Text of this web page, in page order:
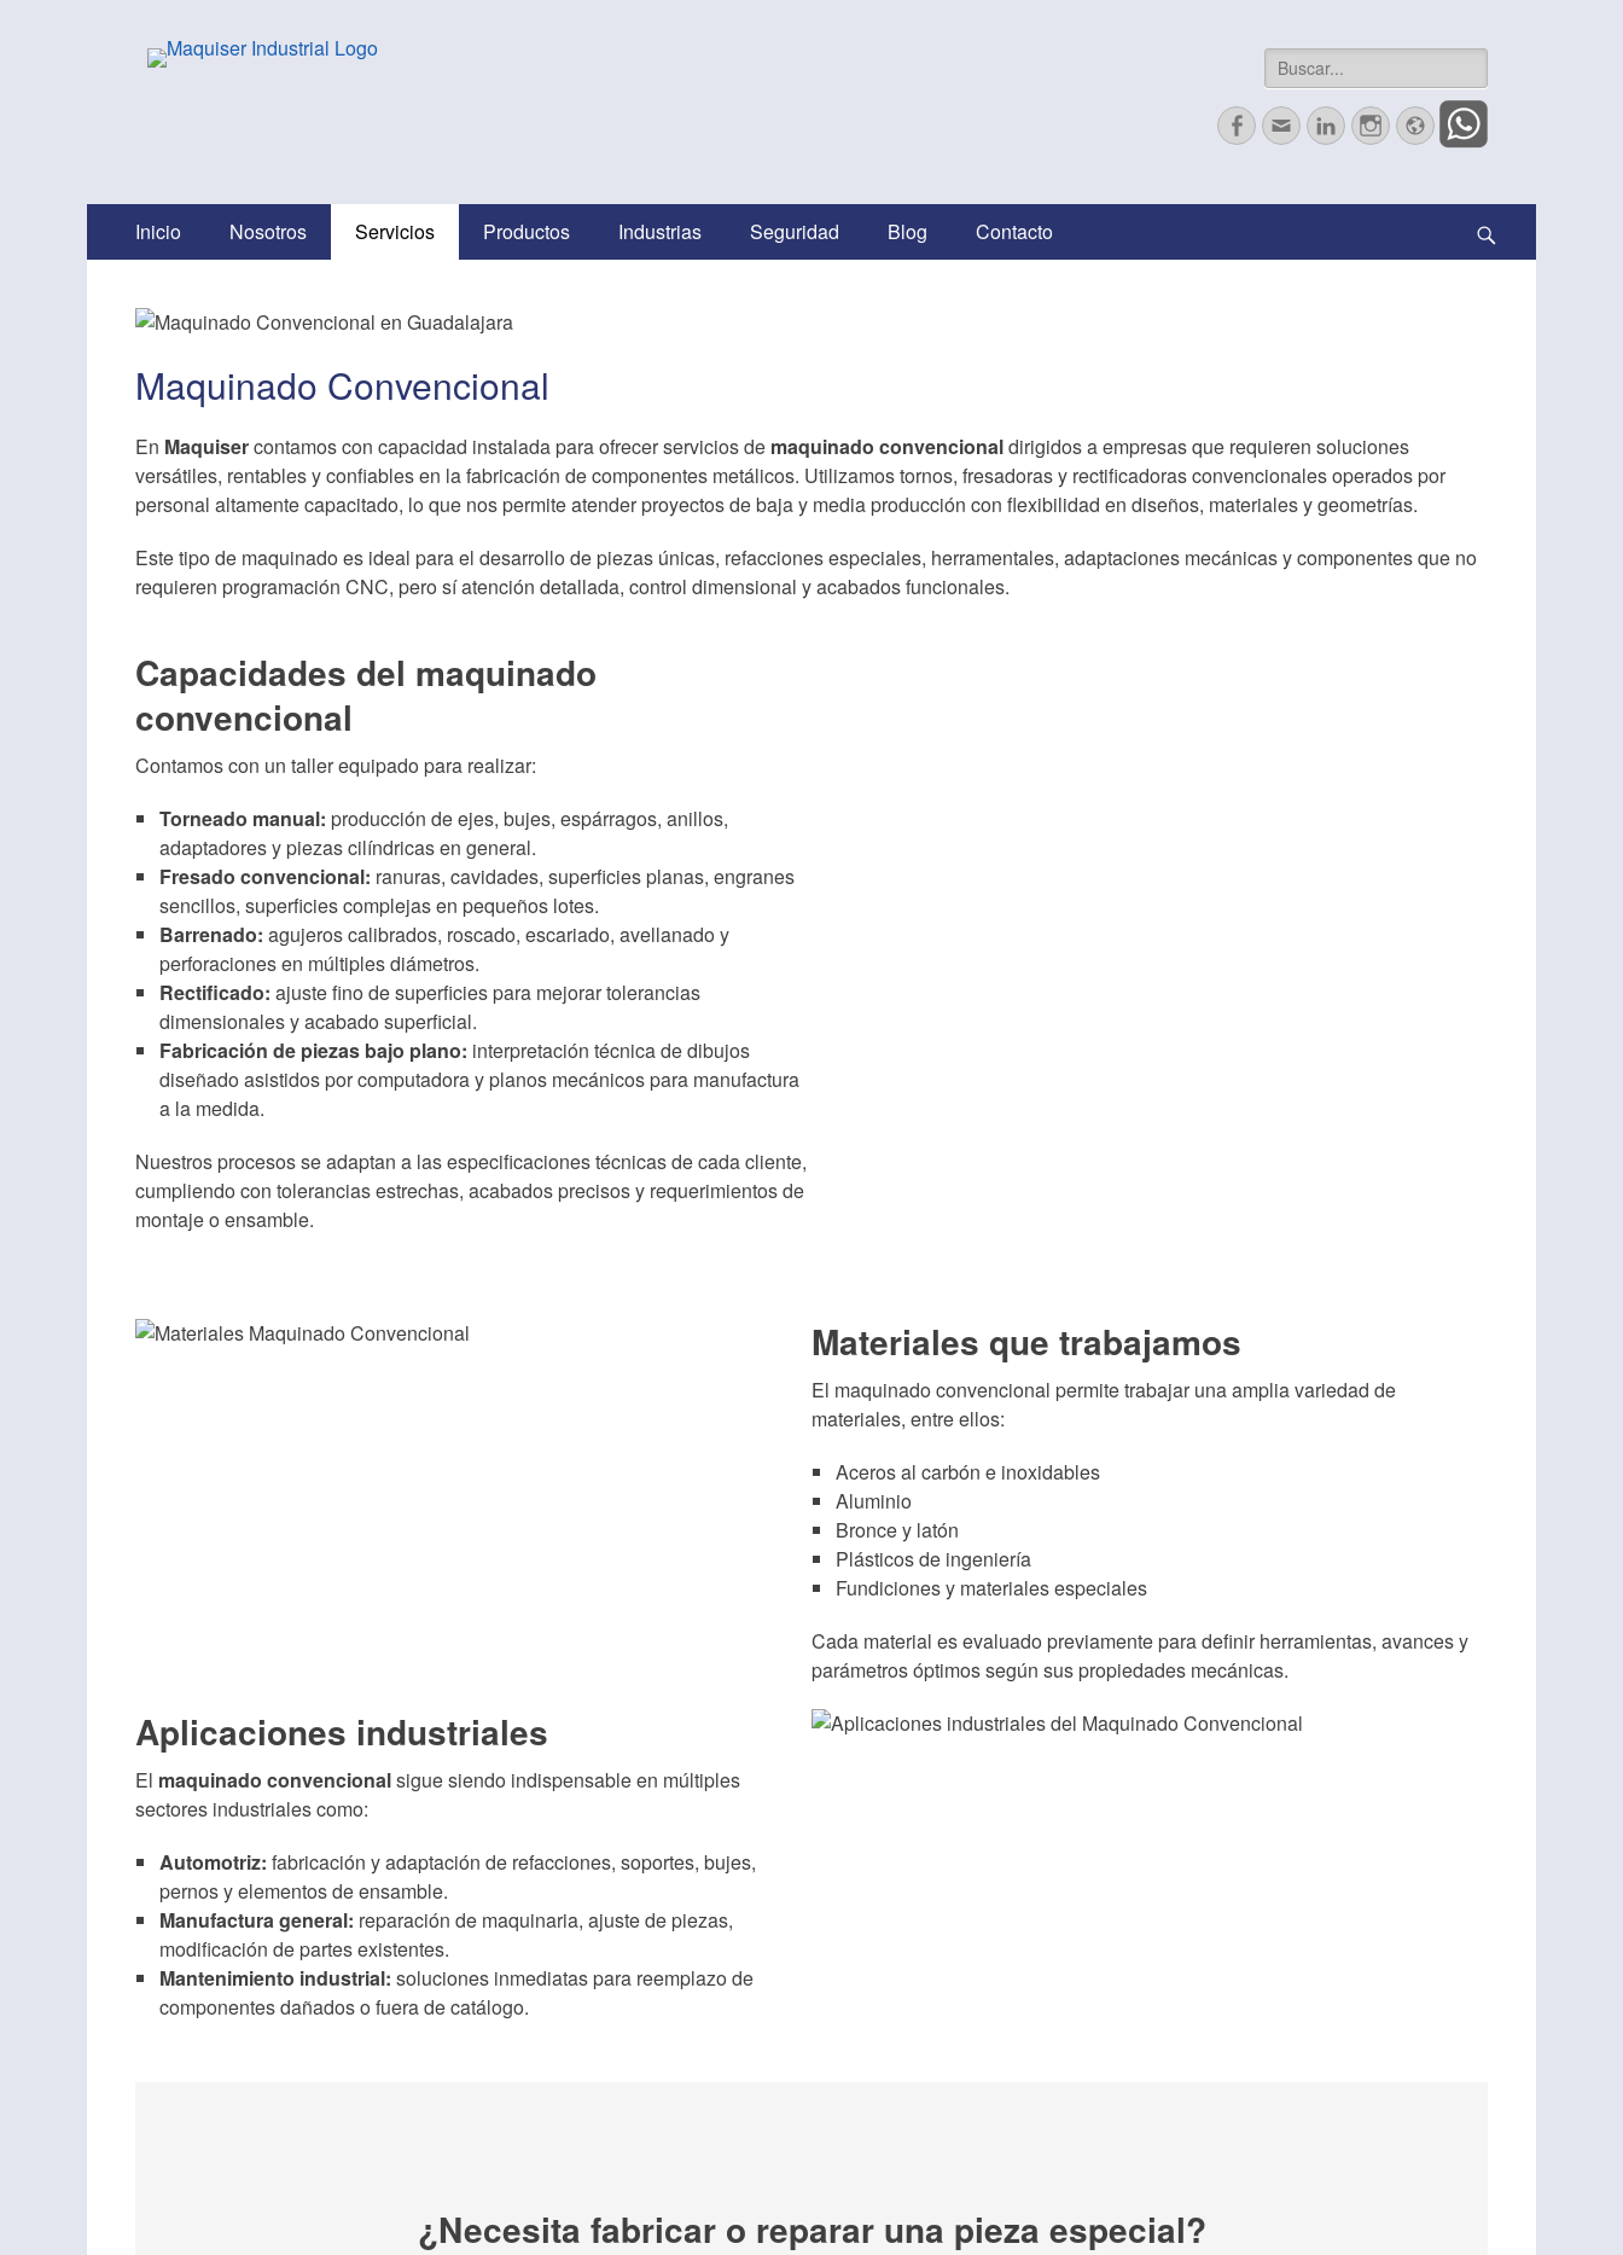
Maquiser Industrial
Herrajes, Automatización, Maquinados CNC y más Buscar:
Facebook
Correo
electrónico
LinkedInInstagram
Website
Principal
Inicio Nosotros Servicios Productos Industrias Seguridad Blog Contacto
Maquinado Convencional
En Maquisercontamos con capacidad instalada para ofrecer servicios de maquinado convencionaldirigidos a empresas que requieren soluciones
versátiles, rentables y confiables en la fabricación de componentes metálicos. Utilizamos tornos, fresadoras y rectificadoras convencionales operados por
personal altamente capacitado, lo que nos permite atender proyectos de baja y media producción con flexibilidad en diseños, materiales y geometrías.
Este tipo de maquinado es ideal para el desarrollo de piezas únicas, refacciones especiales, herramentales, adaptaciones mecánicas y componentes que no
requieren programación CNC, pero sí atención detallada, control dimensional y acabados funcionales.
Capacidades del maquinado
convencional
Contamos con un taller equipado para realizar:
Torneado manual: producción de ejes, bujes, espárragos, anillos,
adaptadores y piezas cilíndricas en general.
Fresado convencional: ranuras, cavidades, superficies planas, engranes
sencillos, superficies complejas en pequeños lotes.
Barrenado: agujeros calibrados, roscado, escariado, avellanado y
perforaciones en múltiples diámetros.
Rectificado: ajuste fino de superficies para mejorar tolerancias
dimensionales y acabado superficial.
Fabricación de piezas bajo plano: interpretación técnica de dibujos
diseñado asistidos por computadora y planos mecánicos para manufactura
a la medida.
Nuestros procesos se adaptan a las especificaciones técnicas de cada cliente,
cumpliendo con tolerancias estrechas, acabados precisos y requerimientos de
montaje o ensamble.
Materiales que trabajamos
El maquinado convencional permite trabajar una amplia variedad de
materiales, entre ellos:
Aceros al carbón e inoxidables
Aluminio
Bronce y latón
Plásticos de ingeniería
Fundiciones y materiales especiales
Cada material es evaluado previamente para definir herramientas, avances y
parámetros óptimos según sus propiedades mecánicas.
Aplicaciones industriales
El maquinado convencionalsigue siendo indispensable en múltiples
sectores industriales como:
Automotriz: fabricación y adaptación de refacciones, soportes, bujes,
pernos y elementos de ensamble.
Manufactura general: reparación de maquinaria, ajuste de piezas,
modificación de partes existentes.
Mantenimiento industrial: soluciones inmediatas para reemplazo de
componentes dañados o fuera de catálogo.
¿Necesita fabricar o reparar una pieza especial?